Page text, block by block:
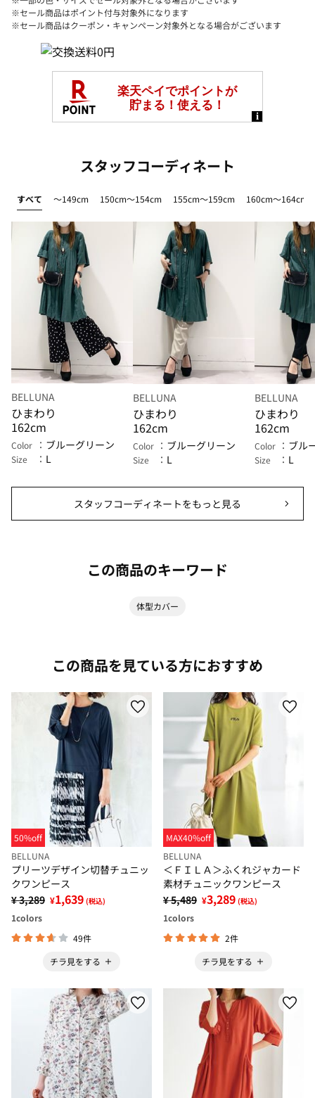
※セール商品はポイント付与対象外になります
※セール商品はクーポン・キャンペーン対象外となる場合がございます
スタッフコーディネート
すべて ～149cm 150cm～154cm 155cm～159cm 160cm～164cm
BELLUNA
ひまわり
162cm
Color ブルーグリーン
Size L
BELLUNA
ひまわり
162cm
Color ブルーグリーン
Size L
BELLUNA
ひまわり
162cm
Color ブル
Size L
スタッフコーディネートをもっと見る
この商品のキーワード
体型カバー
この商品を見ている方におすすめ
50%off
BELLUNA
プリーツデザイン切替チュニッ
クワンピース
¥ 3,289 ¥1,639 (税込)
1colors
49件
チラ見をする
MAX40%off
BELLUNA
＜ＦＩＬＡ＞ふくれジャカード
素材チュニックワンピース
¥ 5,489 ¥3,289 (税込)
1colors
2件
チラ見をする